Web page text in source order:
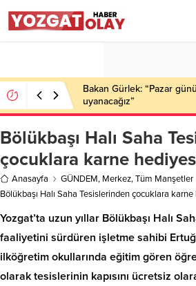
Bakan Gürlek: “Pazar
uyanacağız”
Bölükbaşı Halı Saha
çocuklara karne
Anasayfa GÜNDEM, Merkez,Tüm Manşetler
Bölükbaşı Halı Saha Tesislerinden çocuklara karne
Yozgat’ta uzun yıllar Bölükbaşı Halı
faaliyetini sürdüren işletme sahibi
ilköğretim okullarında eğitim gören
olarak tesislerinin kapısını ücretsiz